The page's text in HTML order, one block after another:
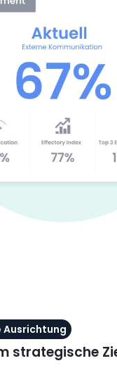
strategische